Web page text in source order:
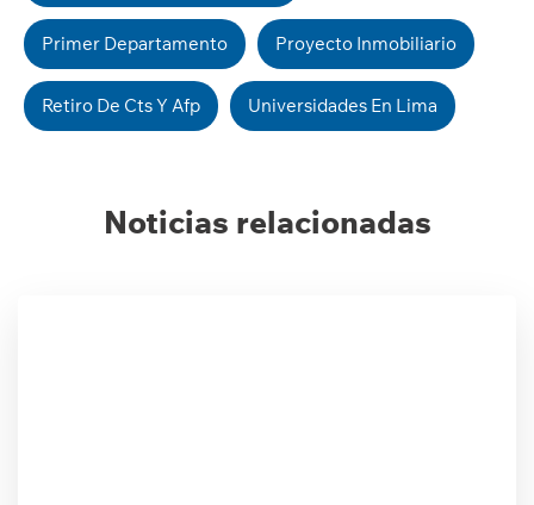
Primer Departamento Proyecto Inmobiliario
Retiro De Cts Y Afp Universidades En Lima
Noticias relacionadas